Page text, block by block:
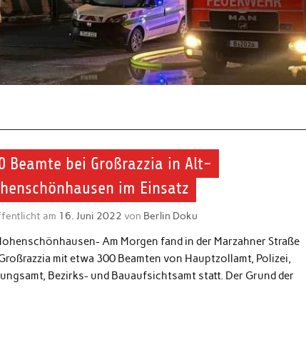
Beamte bei Großrazzia in Alt-
im Einsatz
am 16. Juni 2022 von Berlin Doku
Am Morgen fand in der Marzahner Straße
mit etwa 300 Beamten von Hauptzollamt, Polizei,
Bezirks- und Bauaufsichtsamt statt. Der Grund der